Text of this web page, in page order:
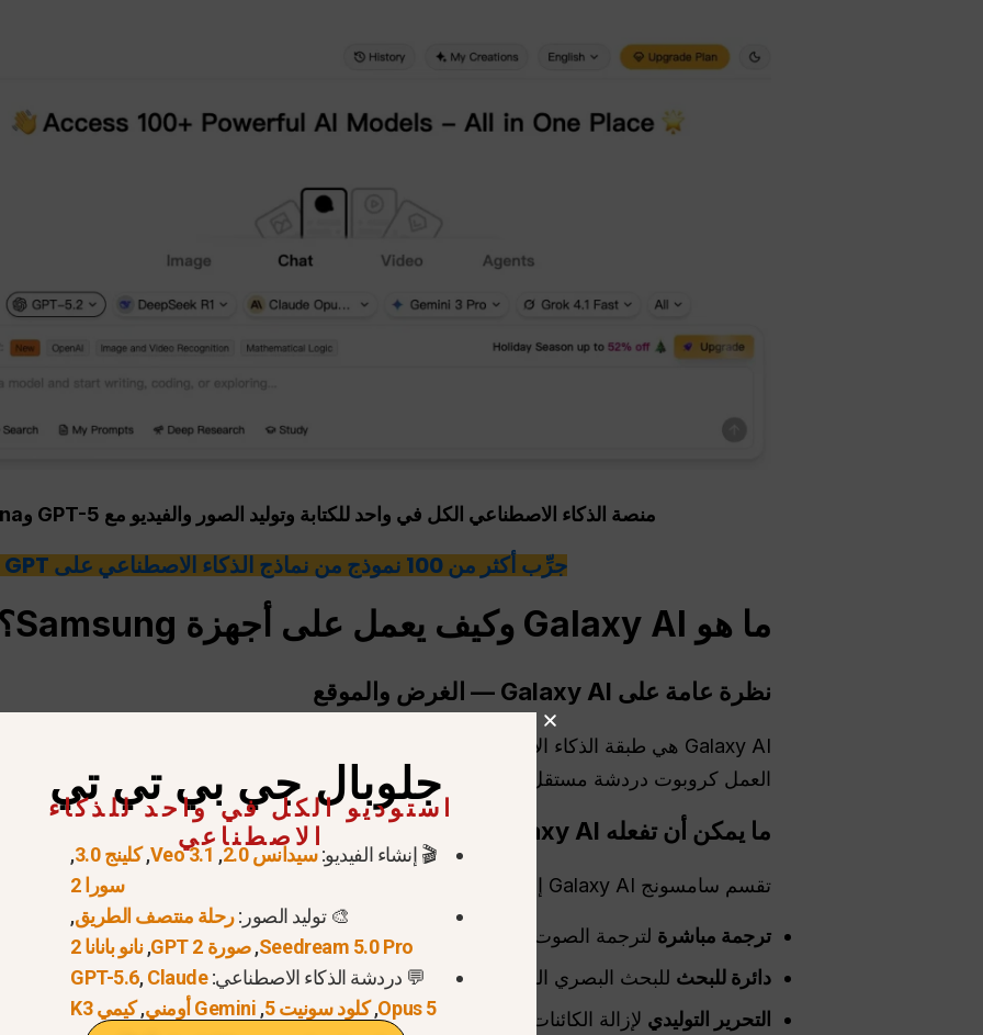
منصة الذكاء الاصطناعي الكل في واحد للكتابة وتوليد الصور والفيديو مع GPT-5 وNano Banana وغيرها
جرِّب أكثر من 100 نموذج من نماذج الذكاء الاصطناعي على Global GPT
ما هو Galaxy AI وكيف يعمل على أجهزة Samsung؟
نظرة عامة على Galaxy AI — الغرض والموقع
العمل كروبوت دردشة مستقل، تعمل على تحسين الإجراءات اليومية على الجهاز — مما يسرع
ما يمكن أن تفعله Galaxy AI بالفعل
تقسم سامسونج Galaxy AI إلى عدة تجارب أساسية:
ترجمة مباشرة لترجمة الصوت والمكالمات في الوقت الفعلي
دائرة للبحث للبحث البصري الفوري عن أي شيء على شاشتك
التحرير التوليدي لإزالة الكائنات وملء الخلفيات وتحسين الصور
جلوبال جي بي تي تي
استوديو الكل في واحد للذكاء
الاصطناعي
🎬 إنشاء الفيديو:سيدانس 2.0 ,
Veo 3.1
,كلينج 3.0
,
سورا 2
🎨 توليد الصور:رحلة منتصف الطريق,
Seedream 5.0 Pro
,صورة GPT 2 ,نانو بانانا 2
💬 دردشة الذكاء الاصطناعي:
GPT-5.6,Claude
Opus 5
,كلود سونيت 5 , Gemini أومني ,كيمي K3